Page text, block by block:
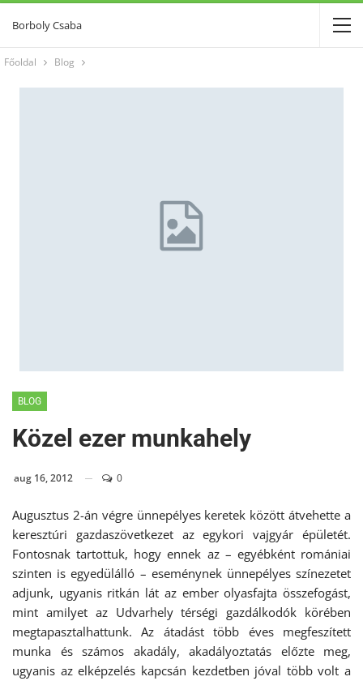
Borboly Csaba
Főoldal Blog
BLOG
Közel ezer munkahely
aug 16, 2012 0
Augusztus 2-án végre ünnepélyes keretek között átvehette a
keresztúri gazdaszövetkezet az egykori vajgyár épületét.
Fontosnak tartottuk, hogy ennek az – egyébként romániai
szinten is egyedülálló – eseménynek ünnepélyes színezetet
adjunk, ugyanis ritkán lát az ember olyasfajta összefogást,
mint amilyet az Udvarhely térségi gazdálkodók körében
megtapasztalhattunk. Az átadást több éves megfeszített
munka és számos akadály, akadályoztatás előzte meg,
ugyanis az elképzelés kapcsán kezdetben jóval több volt a